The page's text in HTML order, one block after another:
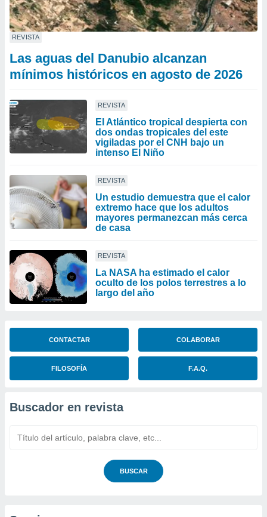
REVISTA
Las aguas del Danubio alcanzan
mínimos históricos en agosto de 2026
REVISTA
El Atlántico tropical despierta con
dos ondas tropicales del este
vigiladas por el CNH bajo un
intenso El Niño
REVISTA
Un estudio demuestra que el calor
extremo hace que los adultos
mayores permanezcan más cerca
de casa
REVISTA
La NASA ha estimado el calor
oculto de los polos terrestres a lo
largo del año
CONTACTAR COLABORAR
FILOSOFÍA F.A.Q.
Buscador en revista
BUSCAR